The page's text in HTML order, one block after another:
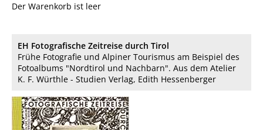
Der Warenkorb ist leer
EH Fotografische Zeitreise durch Tirol
Frühe Fotografie und Alpiner Tourismus am Beispiel des
Fotoalbums "Nordtirol und Nachbarn". Aus dem Atelier
K. F. Würthle - Studien Verlag, Edith Hessenberger